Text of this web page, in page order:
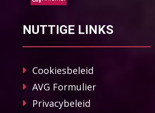
NUTTIGE LINKS
Cookiesbeleid
AVG Formulier
Privacybeleid